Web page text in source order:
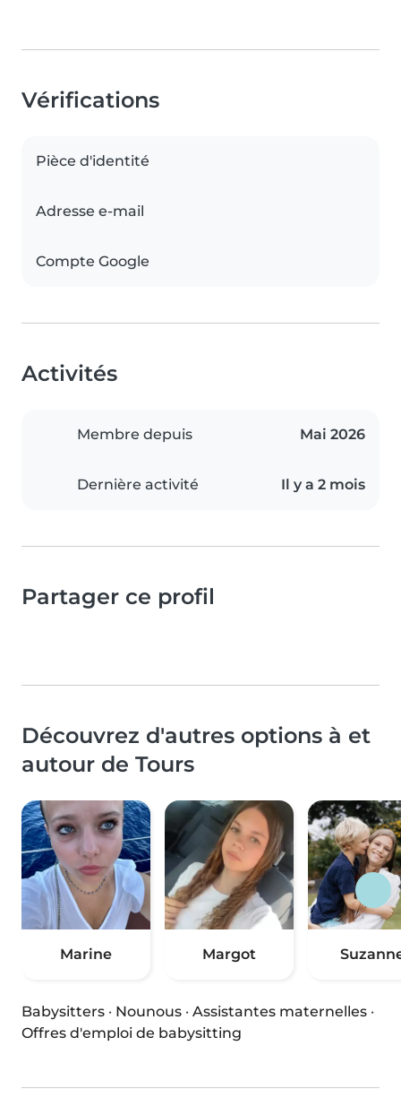
Vérifications
Pièce d'identité
Adresse e-mail
Compte Google
Activités
Membre depuis Mai 2026
Dernière activité Il y a 2 mois
Partager ce profil
Découvrez d'autres options à et
autour de Tours
Marine Margot
Babysitters · Nounous · Assistantes maternelles ·
Offres d'emploi de babysitting